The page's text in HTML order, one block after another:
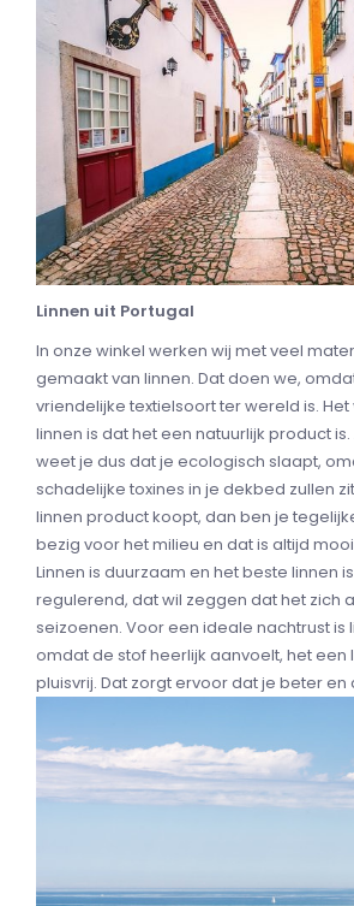
Linnen uit Portugal
In onze winkel werken wij met veel
gemaakt van linnen. Dat doen we,
vriendelijke textielsoort ter wereld is.
linnen is dat het een natuurlijk product
weet je dus dat je ecologisch slaapt,
schadelijke toxines in je dekbed zullen
linnen product koopt, dan ben je
bezig voor het milieu en dat is altijd
Linnen is duurzaam en het beste linnen
regulerend, dat wil zeggen dat het zich
seizoenen. Voor een ideale nachtrust is
omdat de stof heerlijk aanvoelt, het een
pluisvrij. Dat zorgt ervoor dat je beter